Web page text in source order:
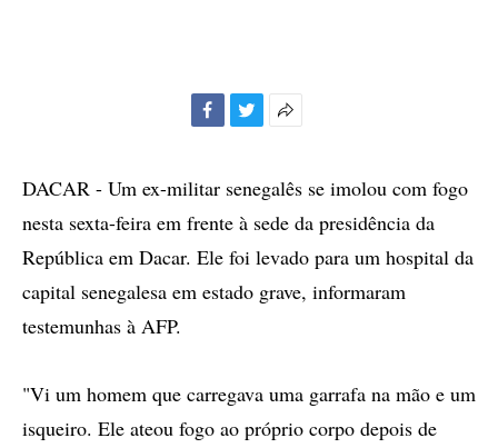
compartilhamento
DACAR - Um ex-militar senegalês se imolou com fogo
nesta sexta-feira em frente à sede da presidência da
República em Dacar. Ele foi levado para um hospital da
capital senegalesa em estado grave, informaram
testemunhas à AFP.
"Vi um homem que carregava uma garrafa na mão e um
isqueiro. Ele ateou fogo ao próprio corpo depois de